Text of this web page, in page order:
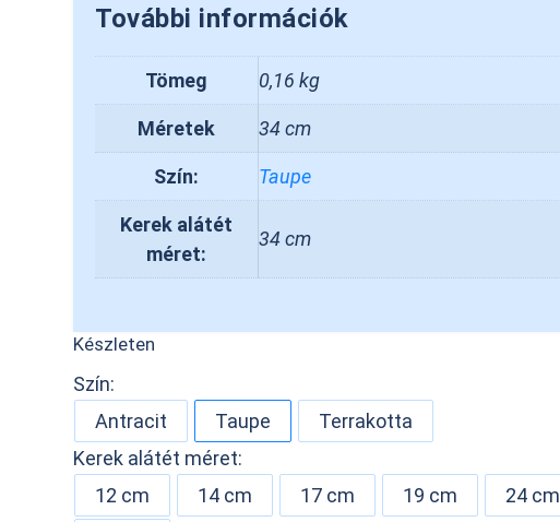
További információk
Tömeg 0,16 kg
Méretek 34 cm
Szín: Taupe
Kerek alátét
méret:
34 cm
Készleten
Szín:
Antracit
Taupe
Terrakotta
Kerek alátét méret:
12 cm
14 cm 17 cm 19 cm 24 cm